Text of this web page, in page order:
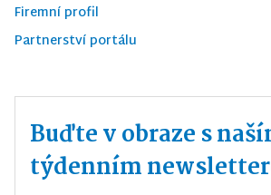
Firemní profil
Partnerství portálu
Buďte v obraze s
týdenním